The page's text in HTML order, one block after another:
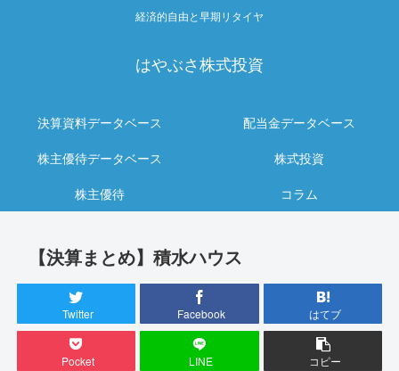
経済的自由と早期リタイヤ
はやぶさ株式投資
決算資料データベース
配当金データベース
株主優待データベース
株式投資
株主優待
コラム
【決算まとめ】積水ハウス
Twitter Facebook はてブ
Pocket LINE コピー